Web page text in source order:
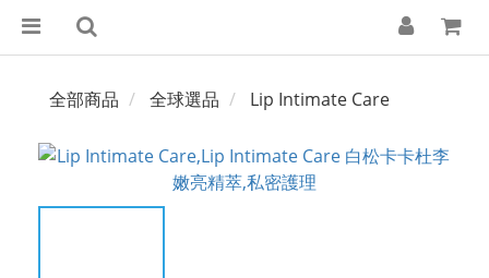
全部商品 全球選品 Lip Intimate Care